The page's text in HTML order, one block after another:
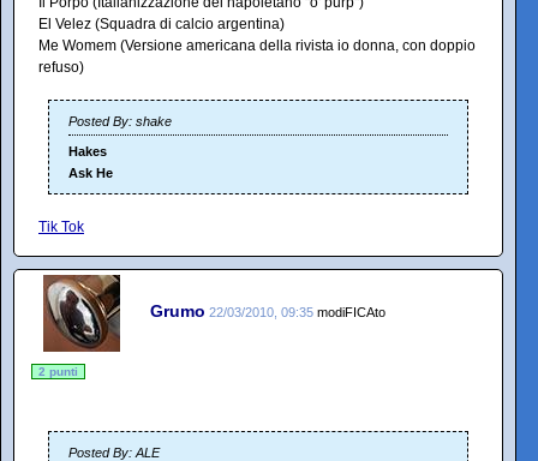
El Velez (Squadra di calcio argentina)
Me Womem (Versione americana della rivista io donna, con doppio
refuso)
Posted By: shake
Hakes
Ask He
Tik Tok
Grumo 22/03/2010, 09:35 modiFICAto
2 punti
Posted By: ALE